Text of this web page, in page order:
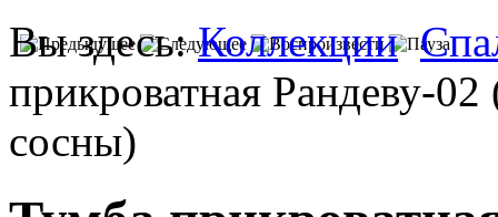
Вы здесь:Коллекции
прикроватная Рандеву-
сосны)